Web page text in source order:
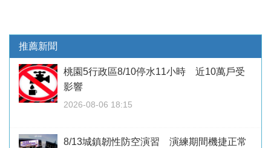
推薦新聞
桃園5行政區8/10停水11小時 近10萬戶受
影響
2026-08-06 18:15
8/13城鎮韌性防空演習 演練期間機捷正常